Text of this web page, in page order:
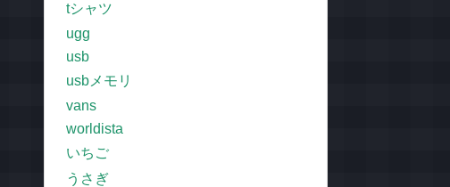
tシャツ
ugg
usb
usbメモリ
vans
worldista
いちご
うさぎ